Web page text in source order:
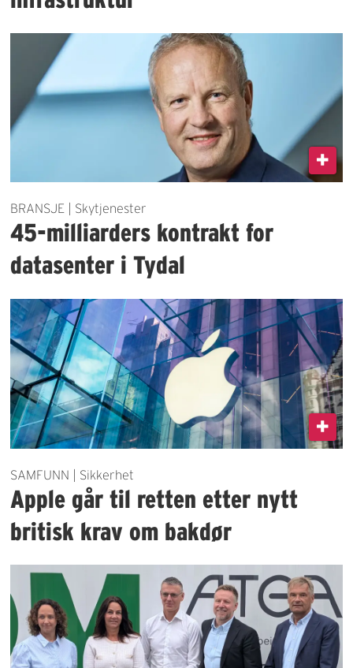
BRANSJE | Skytjenester
45-milliarders kontrakt for
datasenter i Tydal
SAMFUNN | Sikkerhet
Apple går til retten etter nytt
britisk krav om bakdør